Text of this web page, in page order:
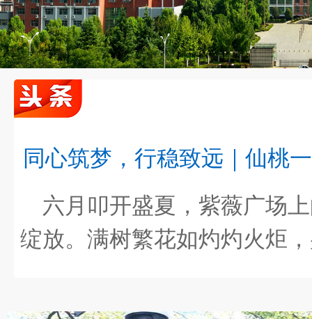
同心筑梦，行稳致远｜仙桃
六月叩开盛夏，紫薇广场
绽放。满树繁花如灼灼火炬
回响”教育信念的深情印证。
同心筑梦，行稳致远｜仙桃一中2026春季期末…